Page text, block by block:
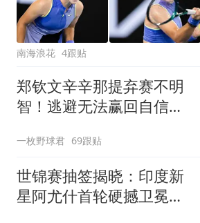
南海浪花 4跟贴
郑钦文辛辛那提弃赛不明
智！逃避无法赢回自信，
一枚野球君 69跟贴
世锦赛抽签揭晓：印度新
星阿尤什首轮硬撼卫冕冠